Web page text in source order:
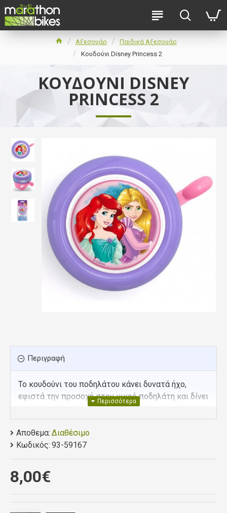
Αξεσουάρ
Παιδικά Αξεσουάρ
Κουδούνι Disney Princess 2
ΚΟΥΔΟΎΝΙ DISNEY
PRINCESS 2
Περιγραφή
Το κουδούνι του ποδηλάτου κάνει δυνατά ήχο,
εφιστά την προσοχή στον μικρό ποδηλάτη και δίνει
τη διασκέδαση του παιδιού στη χρήση του. Είναι
κατασκευασμένο από εξαρτήματα υψηλής
ποιότητας και διακοσμημένο με χαρακτήρες της
Disney.
Περιφέρεια 5,5cm
Αποθεμα: Διαθέσιμο
Κωδικός: 93-59167
8,00€